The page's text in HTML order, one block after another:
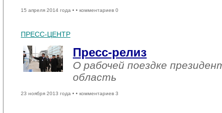
15 апреля 2014 года • • комментариев 0
ПРЕСС-ЦЕНТР
Пресс-релиз
О рабочей поездке
область
23 ноября 2013 года • • комментариев 3